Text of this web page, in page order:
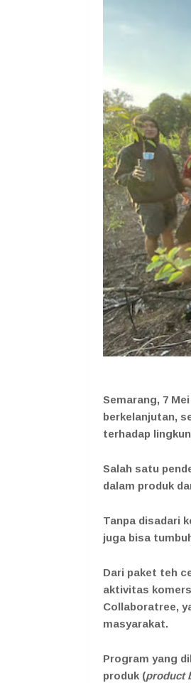
Semarang, 7
berkelanjutan,
terhadap
Salah satu
dalam produk
Tanpa disadari
juga bisa
Dari paket teh
aktivitas
Collaboratree,
masyarakat.
Program yang
produk (product